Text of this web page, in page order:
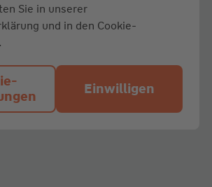
Sie in unserer
und in den Cookie-
Einwilligen